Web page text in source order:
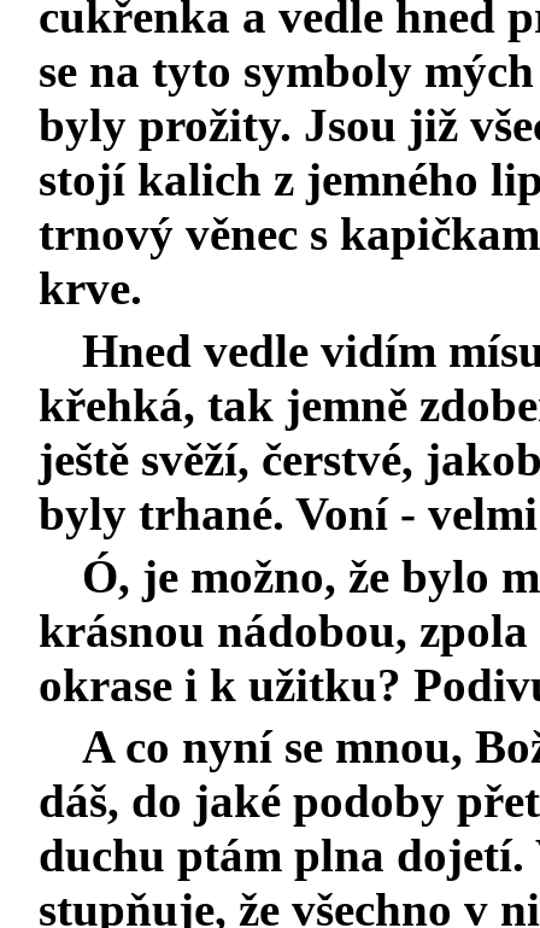
cukřenka a vedle hned
se na tyto symboly
byly prožity. Jsou již
stojí kalich z jemného
trnový věnec s
krve.
Hned vedle vidím
křehká, tak jemně
ještě svěží, čerstvé,
byly trhané. Voní -
Ó, je možno, že bylo
krásnou nádobou,
okrase i k užitku?
A co nyní se mnou,
dáš, do jaké podoby
duchu ptám plna dojetí.
stupňuje, že všechno v